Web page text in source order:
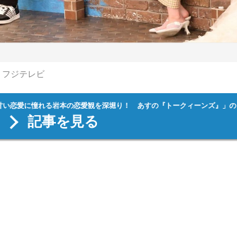
ジテレビ
恋愛に憧れる岩本の恋愛観を深堀り！ あすの『トークィーンズ』」の
記事を見る